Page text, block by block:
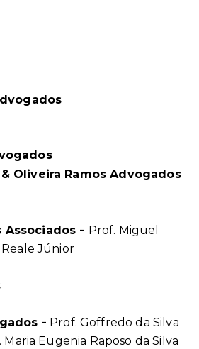
Oliveira Ramos Advogados
Associados - Prof. Miguel
Júnior
- Prof. Goffredo da Silva
Eugenia Raposo da Silva